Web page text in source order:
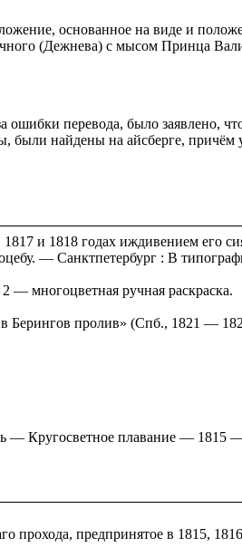
основанное на виде и
(Дежнева) с мысом Принца
перевода, было заявлено,
были найдены на айсберге, причём
и 1818 годах иждивением его
— Санктпетербург : В
— многоцветная ручная раскраска.
Берингов пролив» (Спб., 1821 —
— Кругосветное плавание — 1815
прохода, предпринятое в 1815,